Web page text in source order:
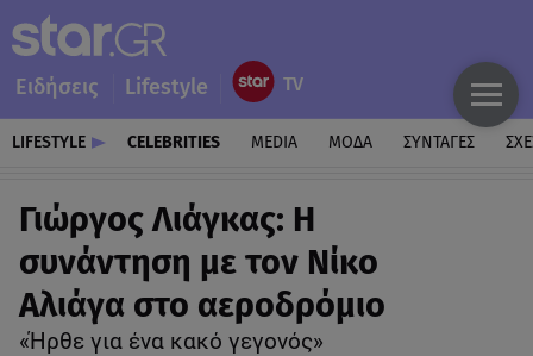
Ειδήσεις Lifestyle
LIFESTYLE CELEBRITIES MEDIA ΜΟΔΑ ΣΥΝΤΑΓΕΣ
Γιώργος Λιάγκας: Η
συνάντηση με τον Νίκο
Αλιάγα στο αεροδρόμιο
«Ήρθε για ένα κακό γεγονός»